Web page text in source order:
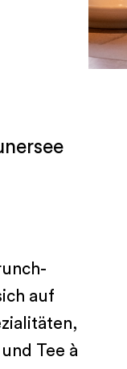
auf
Tee à